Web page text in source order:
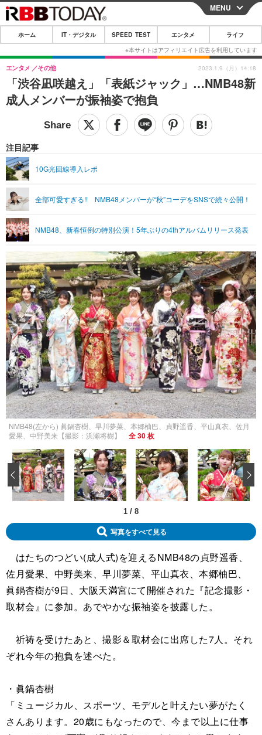
CLOSE
ホーム
IT・デジタル
IT・デジタルTOP スマートフォン
ショッピング その他
SPEED TEST
エンタメTOP 映画・ドラマ
グラビア ブログ
ショッピング その他
ライフTOP
リリース一覧
プッシュ通知の停止方法
MENU
ホーム IT・デジタル SPEED TEST エンタメ ライフ
「渋谷凪咲越え」「表紙ジャック」…NMB48新
成人メンバーが振袖姿で抱負
エンタメ その他
注目記事
10G光回線導入レポ
全部可愛すぎる!! NMB48メンバーが“秋”コーデをSNSで続々公開！
NMB48、新春恒例の特別公演！5年ぶりの4thアルバムリリース発表
2023.1.9（月）14:18
NMB48(左から) 眞鍋杏樹、早川夢菜、本郷柚巴、貞野遥香、平山真衣、佐⽉
愛果、中野美来【撮影：浜瀬将樹】
全 30 枚
1 / 8
‹
写真をすべて見る
はたちのつどい(成人式)を迎えるNMB48の貞野遥香、
佐⽉愛果、中野美来、早川夢菜、平山真衣、本郷柚巴、
眞鍋杏樹が9日、大阪天満宮にて開催された『記念撮影・
取材会』に参加。あでやかな振袖姿を披露した。
祈祷を受けたあと、撮影＆取材会に出席した7人。それ
ぞれ今年の抱負を述べた。
・眞鍋杏樹
「ミュージカル、スポーツ、モデルと叶えたい夢がたく
さんあります。20歳にもなったので、今まで以上に仕事